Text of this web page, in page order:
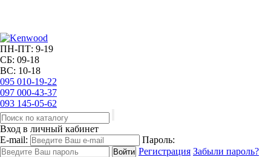
ПН-ПТ: 9-19
СБ: 09-18
ВС: 10-18
095 010-19-22
097 000-43-37
093 145-05-62
Вход в личный кабинет
E-mail:
Пароль:
Регистрация Забыли пароль?